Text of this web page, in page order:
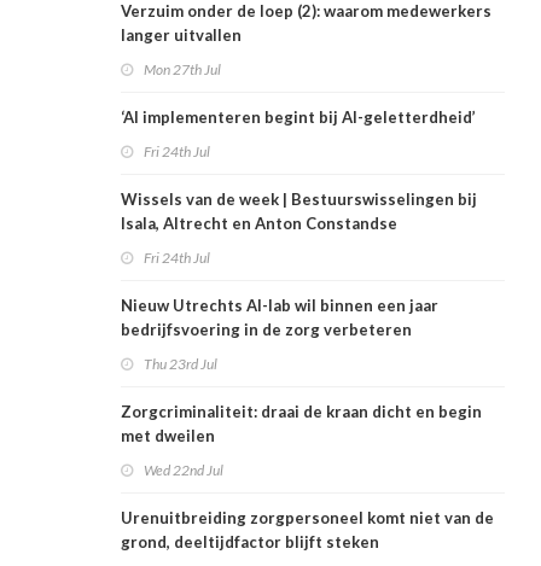
Verzuim onder de loep (2): waarom medewerkers
langer uitvallen
Mon 27th Jul
‘AI implementeren begint bij AI-geletterdheid’
Fri 24th Jul
Wissels van de week | Bestuurswisselingen bij
Isala, Altrecht en Anton Constandse
Fri 24th Jul
Nieuw Utrechts AI-lab wil binnen een jaar
bedrijfsvoering in de zorg verbeteren
Thu 23rd Jul
Zorgcriminaliteit: draai de kraan dicht en begin
met dweilen
Wed 22nd Jul
Urenuitbreiding zorgpersoneel komt niet van de
grond, deeltijdfactor blijft steken